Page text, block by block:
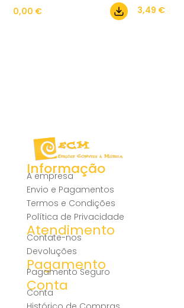
0,00 € 3,49 €
Informação
A empresa
Envio e Pagamentos
Termos e Condições
Política de Privacidade
Atendimento
Contate-nos
Devoluções
Pagamento
Pagamento Seguro
Conta
Conta